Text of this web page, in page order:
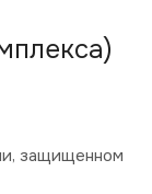
защищенном